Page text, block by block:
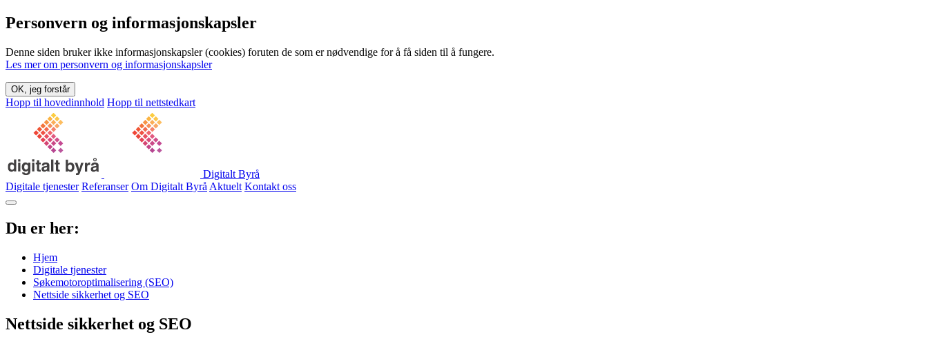
Personvern og informasjonskapsler
Denne siden bruker ikke informasjonskapsler (cookies) foruten de som er nødvendige for å få siden til å fungere.
Les mer om personvern og informasjonskapsler
OK, jeg forstår
Hopp til hovedinnhold Hopp til nettstedkart
Digitalt Byrå
Digitale tjenester Referanser Om Digitalt Byrå Aktuelt Kontakt oss
Du er her:
Hjem
Digitale tjenester
Søkemotoroptimalisering (SEO)
Nettside sikkerhet og SEO
Nettside sikkerhet og SEO